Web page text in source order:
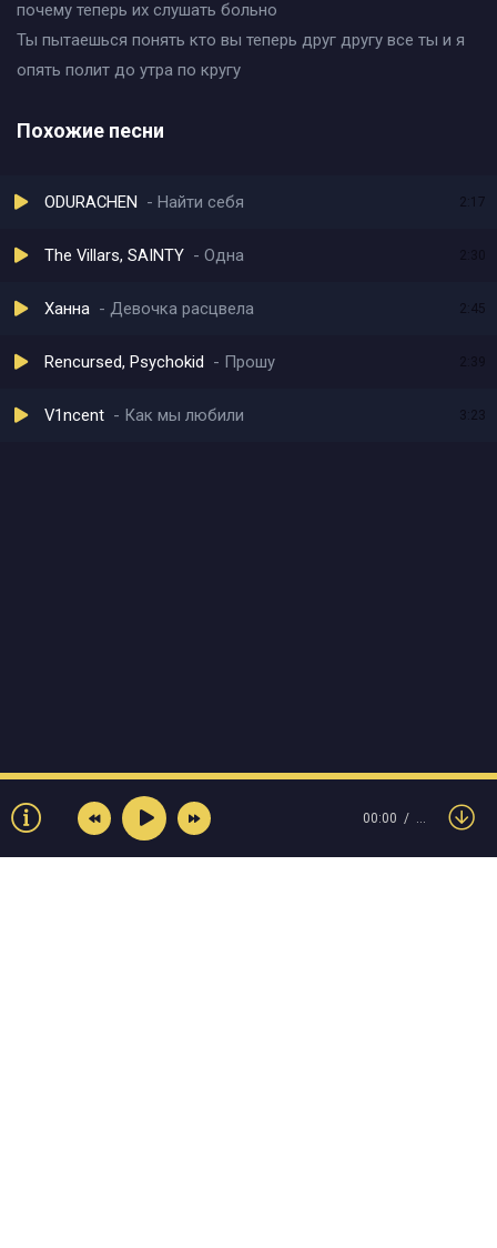
почему теперь их слушать больно
Ты пытаешься понять кто вы теперь друг другу все ты и я
опять полит до утра по кругу
Похожие песни
ODURACHEN Найти себя 2:17
The Villars, SAINTY Одна
Ханна Девочка расцвела 2:45
Rencursed, Psychokid Прошу
V1ncent Как мы любили 3:23
00:00 …